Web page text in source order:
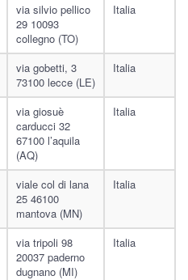
via silvio pellico
29 10093
collegno (TO)
Italia
via gobetti, 3
73100 lecce (LE)
Italia
via giosuè
carducci 32
67100 l’aquila
(AQ)
Italia
viale col di lana
25 46100
mantova (MN)
Italia
via tripoli 98
20037 paderno
dugnano (MI)
Italia